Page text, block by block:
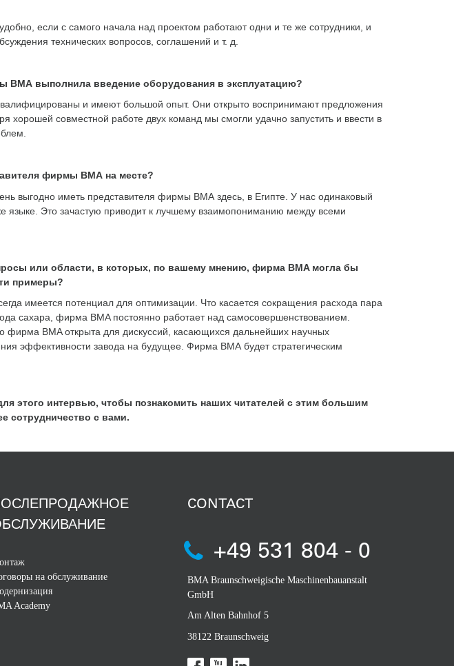
если с самого начала над проектом работают одни и те же сотрудники, и
технических вопросов, соглашений и т. д.
ВМА выполнила введение оборудования в эксплуатацию?
и имеют большой опыт. Они открыто воспринимают предложения
хорошей совместной работе двух команд мы смогли удачно запустить и ввести в
фирмы ВМА на месте?
выгодно иметь представителя фирмы ВМА здесь, в Египте. У нас одинаковый
языке. Это зачастую приводит к лучшему взаимопониманию между всеми
или области, в которых, по вашему мнению, фирма BMA могла бы
примеры?
имеется потенциал для оптимизации. Что касается сокращения расхода пара
сахара, фирма BMA постоянно работает над самосовершенствованием.
фирма BMA открыта для дискуссий, касающихся дальнейших научных
эффективности завода на будущее. Фирма ВМА будет стратегическим
этого интервью, чтобы познакомить наших читателей с этим большим
сотрудничество с вами.
на обслуживание
Academy
CONTACT
+49 531 804 - 0
BMA Braunschweigische Maschinenbauanstalt
GmbH
Am Alten Bahnhof 5
38122 Braunschweig